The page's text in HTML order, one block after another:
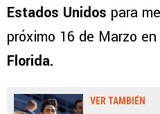
Estados Unidos para
próximo 16 de Marzo en
Florida.
VER TAMBIÉN